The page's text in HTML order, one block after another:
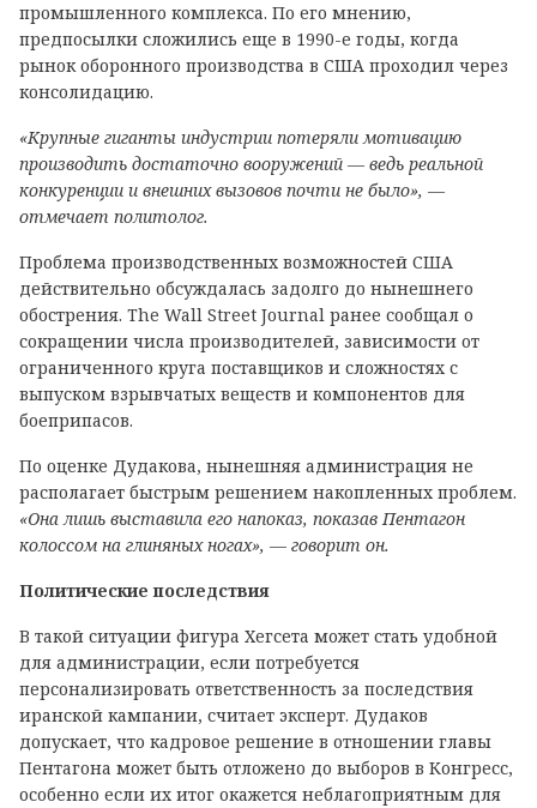
промышленного комплекса. По его мнению,
предпосылки сложились еще в 1990-е годы, когда
рынок оборонного производства в США проходил через
консолидацию.
«Крупные гиганты индустрии потеряли мотивацию
производить достаточно вооружений — ведь реальной
конкуренции и внешних вызовов почти не было», —
отмечает политолог.
Проблема производственных возможностей США
действительно обсуждалась задолго до нынешнего
обострения. The Wall Street Journal ранее сообщал о
сокращении числа производителей, зависимости от
ограниченного круга поставщиков и сложностях с
выпуском взрывчатых веществ и компонентов для
боеприпасов.
По оценке Дудакова, нынешняя администрация не
располагает быстрым решением накопленных проблем.
«Она лишь выставила его напоказ, показав Пентагон
колоссом на глиняных ногах», — говорит он.
Политические последствия
В такой ситуации фигура Хегсета может стать удобной
для администрации, если потребуется
персонализировать ответственность за последствия
иранской кампании, считает эксперт. Дудаков
допускает, что кадровое решение в отношении главы
Пентагона может быть отложено до выборов в Конгресс,
особенно если их итог окажется неблагоприятным для